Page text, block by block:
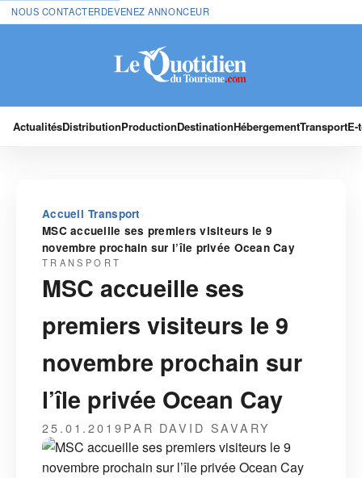
NOUS CONTACTERDEVENEZ ANNONCEUR
ActualitésDistributionProductionDestinationHébergementTransport
Accueil›Transport ›
MSC accueille ses premiers visiteurs le 9
novembre prochain sur l’île privée Ocean Cay
TRANSPORT
MSC accueille ses
premiers visiteurs le 9
novembre prochain sur
l’île privée Ocean Cay
25.01.2019PAR DAVID SAVARY